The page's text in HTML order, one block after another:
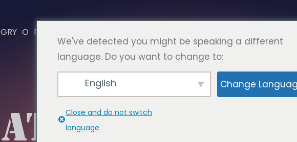
GRY O FAQ
ŁATWA
We've detected you might be speaking a different
language. Do you want to change to:
English Change
Close and do not switch
language